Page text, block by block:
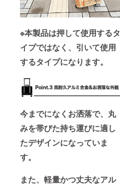
※本製品は押して使用するタ
イプではなく、引いて使用
するタイプになります。
今までになくお洒落で、丸
みを帯びた持ち運びに適し
たデザインになっていま
す。
また、軽量かつ丈夫なアル